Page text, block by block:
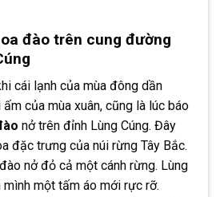
đào trên cung đường
cái lạnh của mùa đông dần
của mùa xuân, cũng là lúc báo
nở trên đỉnh Lùng Cúng. Đây
đặc trưng của núi rừng Tây Bắc.
nở đỏ cả một cánh rừng. Lùng
mình một tấm áo mới rực rỡ.